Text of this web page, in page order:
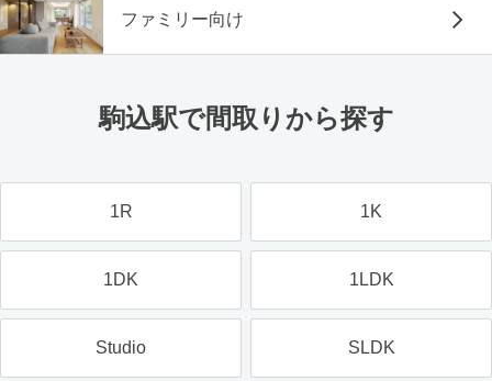
ファミリー向け
駒込駅で間取りから探す
1R 1K
1DK 1LDK
Studio SLDK